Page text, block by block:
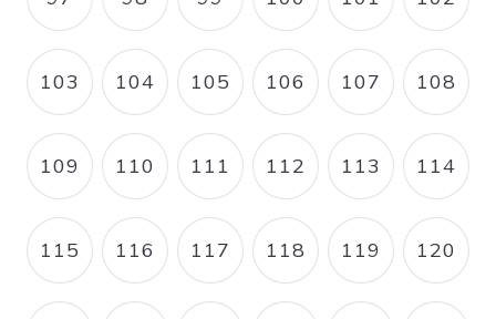
PAGE PAGE PAGE PAGE PAGE PAGE
PAGE
103 PAGE
104 PAGE
105 PAGE
106 PAGE
107 PAGE
108
PAGE
109 PAGE
110 PAGE
111 PAGE
112 PAGE
113 PAGE
114
PAGE
115 PAGE
116 PAGE
117 PAGE
118 PAGE
119 PAGE
120